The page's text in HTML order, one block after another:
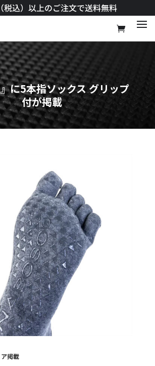
税込）以上のご注文で送料無料​
に5本指ソックス グリップ
付が掲載
ア掲載